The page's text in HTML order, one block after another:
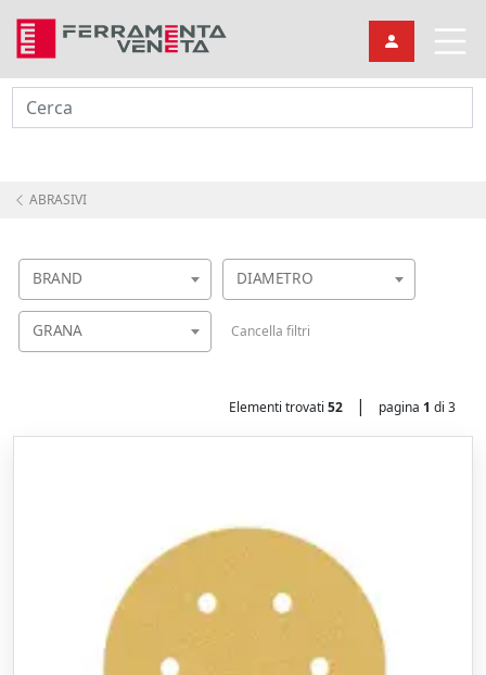
Cerca
ABRASIVI
BRAND DIAMETRO
GRANA Cancella filtri
Elementi trovati 52 | pagina 1 di 3